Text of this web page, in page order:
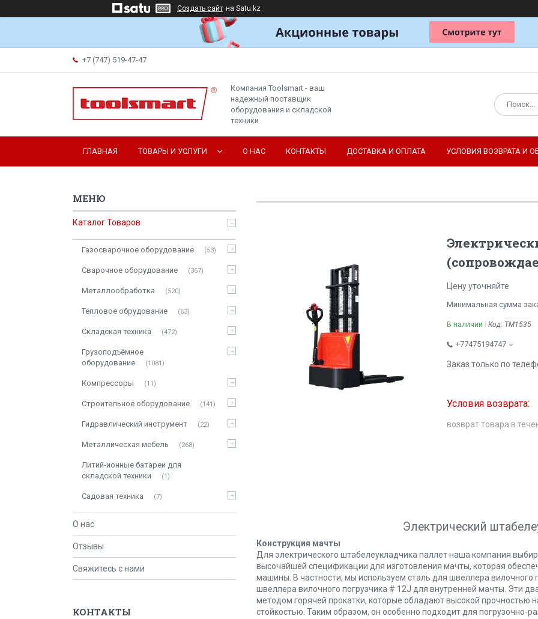
Создать сайт на Satu.kz
+7 (747) 519-47-47
Компания Toolsmart - ваш
надежный поставщик
оборудования и складской
техники
ГЛАВНАЯ ТОВАРЫ И УСЛУГИ О НАС КОНТАКТЫ ДОСТАВКА И ОПЛАТА УСЛОВИЯ ВОЗВРАТА И
Цену уточняйте
Минимальная сумма
В наличии Код: TM1535
+77475194747
Заказ только по
возврат товара в
Электрический
Конструкция мачты
Для электрического штабелеукладчика паллет наша компания
высочайшей спецификации для изготовления мачты, которая
машины. В частности, мы используем сталь для швеллера вилочного
швеллера вилочного погрузчика # 12J для внутренней мачты. Эти
методом горячей прокатки, которые обладают высокой прочностью
стойкостью. Таким образом, он особенно подходит для погрузочно-
Каталог Товаров
Газосварочное оборудование 53
Сварочное оборудование 367
Металлообработка 520
Тепловое обрудование 63
Складская техника 472
Грузоподъёмное
оборудование
1081
Компрессоры 11
Строительное оборудование 141
Гидравлический инструмент 22
Металлическая мебель 268
Литий-ионные батареи для
складской техники
1
Садовая техника 7
О нас
Отзывы
Свяжитесь с нами
КОНТАКТЫ